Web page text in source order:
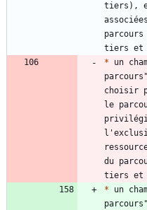
tiers), et
* un
choisir
le
du
* un